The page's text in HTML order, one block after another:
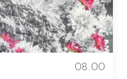
08.00